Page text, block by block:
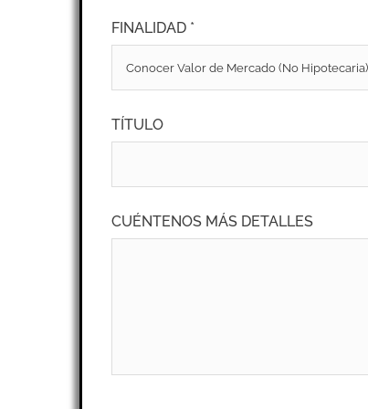
FINALIDAD *
TÍTULO
CUÉNTENOS MÁS DETALLES